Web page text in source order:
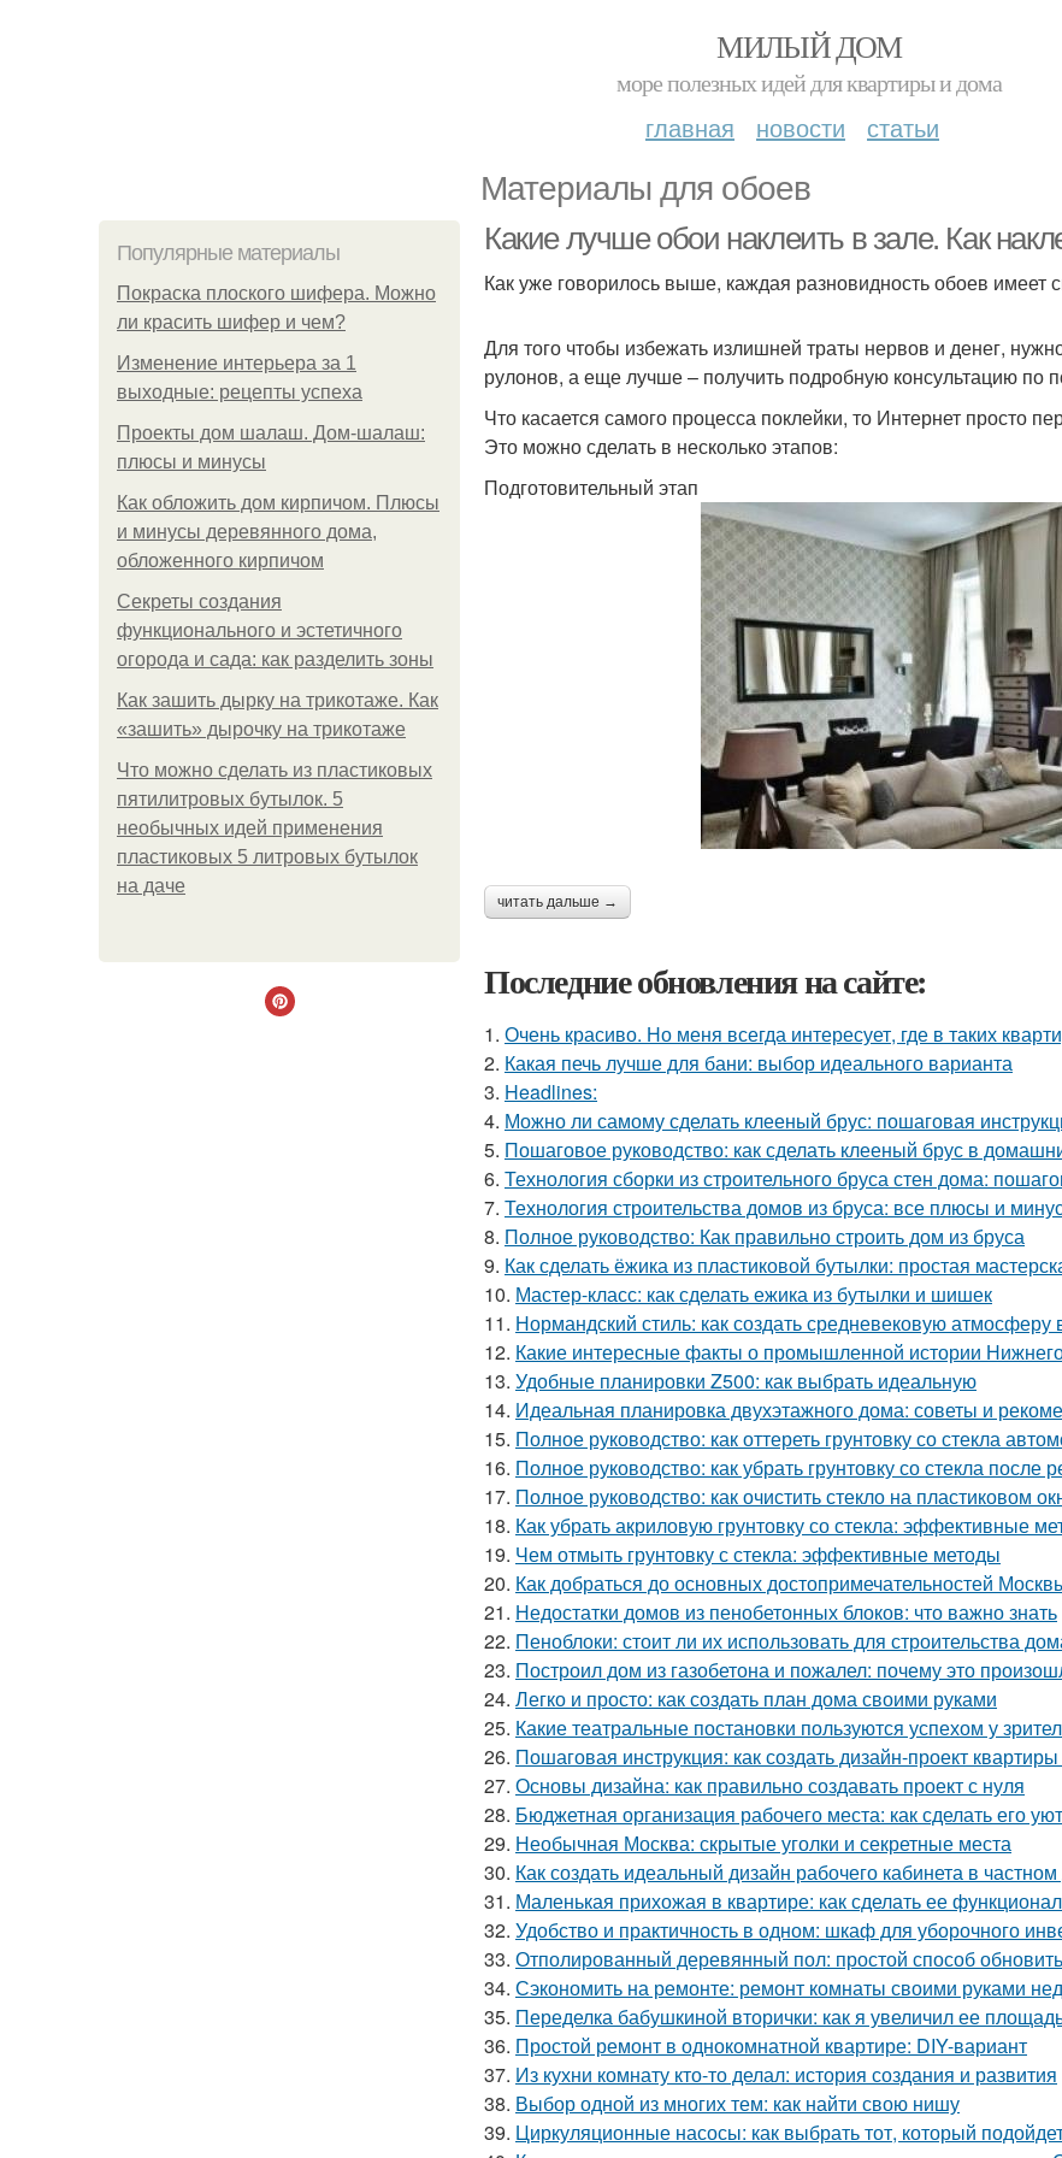
МИЛЫЙ ДОМ
море полезных идей для квартиры и дома
главная новости статьи
Материалы для обоев
Популярные материалы
Покраска плоского шифера. Можно
ли красить шифер и чем?
Изменение интерьера за 1
выходные: рецепты успеха
Проекты дом шалаш. Дом-шалаш:
плюсы и минусы
Как обложить дом кирпичом. Плюсы
и минусы деревянного дома,
обложенного кирпичом
Секреты создания
функционального и эстетичного
огорода и сада: как разделить зоны
Как зашить дырку на трикотаже. Как
«зашить» дырочку на трикотаже
Что можно сделать из пластиковых
пятилитровых бутылок. 5
необычных идей применения
пластиковых 5 литровых бутылок
на даче
Какие лучше обои наклеить в зале. Как
Как уже говорилось выше, каждая разновидность обоев
Для того чтобы избежать излишней траты нервов и денег,
рулонов, а еще лучше – получить подробную консультацию по
Что касается самого процесса поклейки, то Интернет просто
Это можно сделать в несколько этапов:
Подготовительный этап
читать дальше →
Последние обновления на сайте:
1. Очень красиво. Но меня всегда интересует, где в таких
2. Какая печь лучше для бани: выбор идеального варианта
3. Headlines:
4. Можно ли самому сделать клееный брус: пошаговая
5. Пошаговое руководство: как сделать клееный брус в
6. Технология сборки из строительного бруса стен дома:
7. Технология строительства домов из бруса: все плюсы и
8. Полное руководство: Как правильно строить дом из бруса
9. Как сделать ёжика из пластиковой бутылки: простая
10. Мастер-класс: как сделать ежика из бутылки и шишек
11. Нормандский стиль: как создать средневековую
12. Какие интересные факты о промышленной истории
13. Удобные планировки Z500: как выбрать идеальную
14. Идеальная планировка двухэтажного дома: советы и
15. Полное руководство: как оттереть грунтовку со стекла
16. Полное руководство: как убрать грунтовку со стекла после
17. Полное руководство: как очистить стекло на пластиковом
18. Как убрать акриловую грунтовку со стекла: эффективные
19. Чем отмыть грунтовку с стекла: эффективные методы
20. Как добраться до основных достопримечательностей
21. Недостатки домов из пенобетонных блоков: что важно знать
22. Пеноблоки: стоит ли их использовать для строительства
23. Построил дом из газобетона и пожалел: почему это
24. Легко и просто: как создать план дома своими руками
25. Какие театральные постановки пользуются успехом у
26. Пошаговая инструкция: как создать дизайн-проект
27. Основы дизайна: как правильно создавать проект с нуля
28. Бюджетная организация рабочего места: как сделать его
29. Необычная Москва: скрытые уголки и секретные места
30. Как создать идеальный дизайн рабочего кабинета в
31. Маленькая прихожая в квартире: как сделать ее
32. Удобство и практичность в одном: шкаф для уборочного
33. Отполированный деревянный пол: простой способ
34. Сэкономить на ремонте: ремонт комнаты своими руками
35. Переделка бабушкиной вторички: как я увеличил ее
36. Простой ремонт в однокомнатной квартире: DIY-вариант
37. Из кухни комнату кто-то делал: история создания и развития
38. Выбор одной из многих тем: как найти свою нишу
39. Циркуляционные насосы: как выбрать тот, который